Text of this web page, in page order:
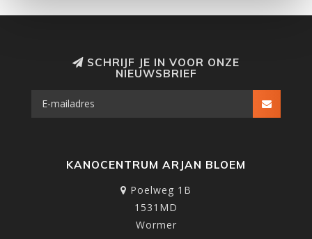
SCHRIJF JE IN VOOR ONZE
NIEUWSBRIEF
KANOCENTRUM ARJAN BLOEM
Poelweg 1B
1531MD
Wormer